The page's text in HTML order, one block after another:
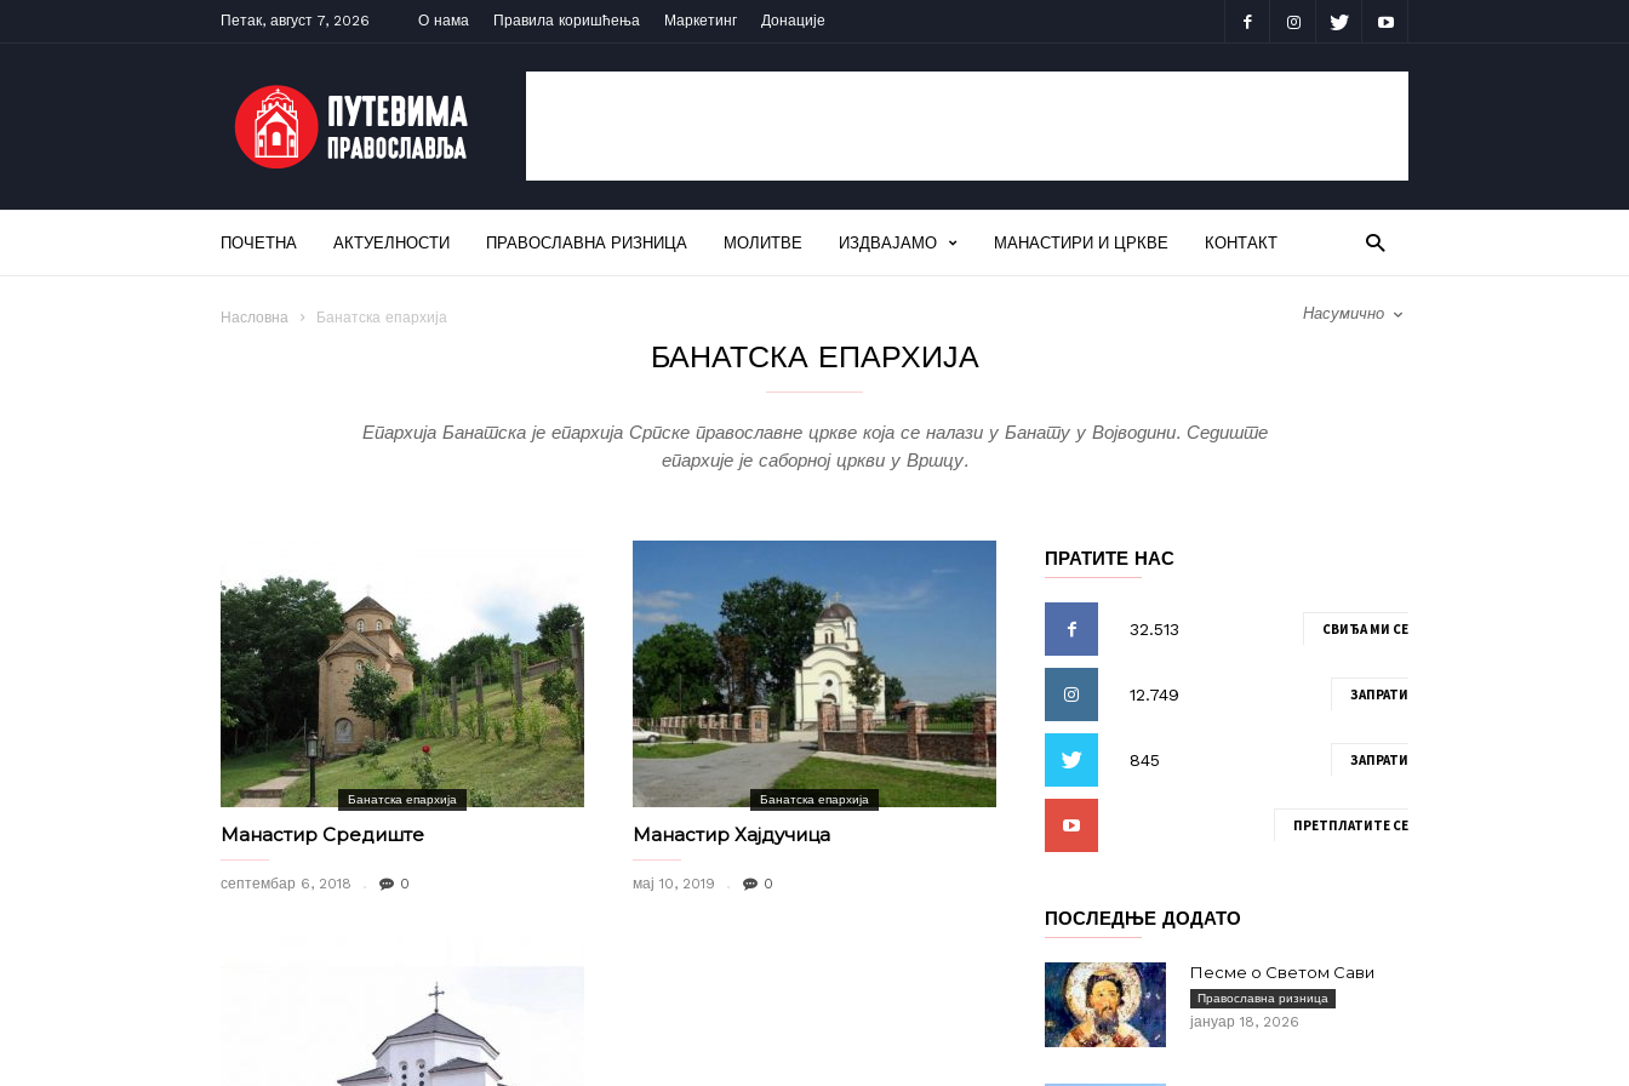
Петак, август 7, 2026 О нама Правила коришћења Маркетинг Донације
ПУТЕВИМА
ПРАВОСЛАВЉА
ПОЧЕТНА АКТУЕЛНОСТИ ПРАВОСЛАВНА РИЗНИЦА МОЛИТВЕ ИЗДВАЈАМО МАНАСТИРИ И ЦРКВЕ КОНТАКТ
Насловна Банатска епархија Насумично
БАНАТСКА ЕПАРХИЈА
Епархија Банатска је епархија Српске православне цркве која се налази у Банату у Војводини. Седиште
епархије је саборној цркви у Вршцу.
Банатска епархија
Манастир Средиште
септембар 6, 2018 0
Банатска епархија
Манастир Хајдучица
мај 10, 2019 0
ПРАТИТЕ НАС
СВИЂА МИ СЕ
ЗАПРАТИ
ЗАПРАТИ
ПРЕТПЛАТИТЕ СЕ
ПОСЛЕДЊЕ ДОДАТО
Песме о Светом Сави
Православна ризница
јануар 18, 2026